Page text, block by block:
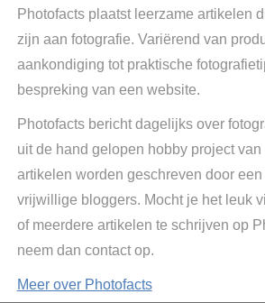
Photofacts plaatst leerzame artikelen
zijn aan fotografie. Variërend van
aankondiging tot praktische
bespreking van een website.
Photofacts bericht dagelijks over
uit de hand gelopen hobby project van
artikelen worden geschreven door een
vrijwillige bloggers. Mocht je het leuk
of meerdere artikelen te schrijven op
neem dan contact op.
Meer over Photofacts